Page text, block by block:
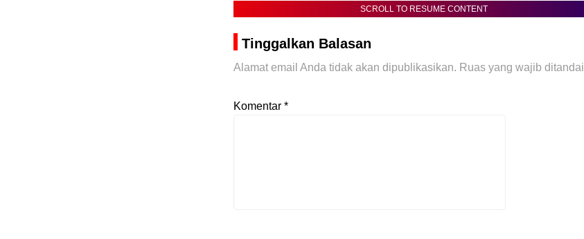
SCROLL TO RESUME CONTENT
Tinggalkan Balasan
Alamat email Anda tidak akan dipublikasikan. Ruas yang wajib ditandai
Komentar *